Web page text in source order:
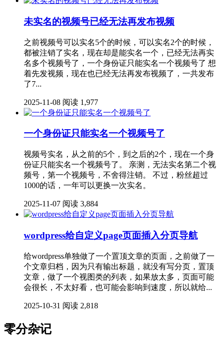
未实名的视频号已经无法再发布视频
之前视频号可以实名5个的时候，可以实名2个的时候，
都被注销了实名，现在却是能实名一个，已经无法再实
名多个视频号了，一个身份证只能实名一个视频号了 想
着先发视频，现在也已经无法再发布视频了，一共发布
了7...
2025-11-08 阅读 1,977
一个身份证只能实名一个视频号了
视频号实名，从之前的5个，到之后的2个，现在一个身
份证只能实名一个视频号了。 亲测，无法实名第二个视
频号，第一个视频号，不舍得注销。 不过，粉丝超过
1000的话，一年可以更换一次实名。
2025-11-07 阅读 3,884
wordpress给自定义page页面插入分页导航
给wordpress单独做了一个置顶文章的页面，之前做了一
个文章归档，因为只有输出标题，就没有写分页，置顶
文章，做了一个视图类的列表，如果放太多，页面可能
会很长，不太好看，也可能会影响到速度，所以就给...
2025-10-31 阅读 2,818
零分杂记